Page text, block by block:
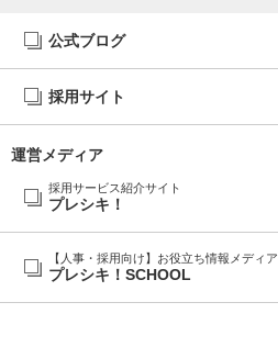
公式ブログ
採用サイト
運営メディア
採用サービス紹介サイト
プレシキ！
【人事・採用向け】お役立ち情報メディア
プレシキ！SCHOOL